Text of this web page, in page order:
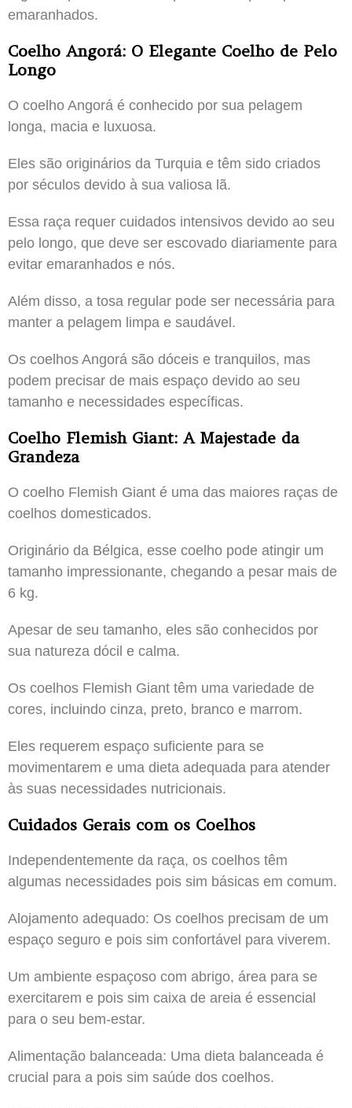
emaranhados.
Coelho Angorá: O Elegante Coelho de Pelo
Longo
O coelho Angorá é conhecido por sua pelagem
longa, macia e luxuosa.
Eles são originários da Turquia e têm sido criados
por séculos devido à sua valiosa lã.
Essa raça requer cuidados intensivos devido ao seu
pelo longo, que deve ser escovado diariamente para
evitar emaranhados e nós.
Além disso, a tosa regular pode ser necessária para
manter a pelagem limpa e saudável.
Os coelhos Angorá são dóceis e tranquilos, mas
podem precisar de mais espaço devido ao seu
tamanho e necessidades específicas.
Coelho Flemish Giant: A Majestade da
Grandeza
O coelho Flemish Giant é uma das maiores raças de
coelhos domesticados.
Originário da Bélgica, esse coelho pode atingir um
tamanho impressionante, chegando a pesar mais de
6 kg.
Apesar de seu tamanho, eles são conhecidos por
sua natureza dócil e calma.
Os coelhos Flemish Giant têm uma variedade de
cores, incluindo cinza, preto, branco e marrom.
Eles requerem espaço suficiente para se
movimentarem e uma dieta adequada para atender
às suas necessidades nutricionais.
Cuidados Gerais com os Coelhos
Independentemente da raça, os coelhos têm
algumas necessidades pois sim básicas em comum.
Alojamento adequado: Os coelhos precisam de um
espaço seguro e pois sim confortável para viverem.
Um ambiente espaçoso com abrigo, área para se
exercitarem e pois sim caixa de areia é essencial
para o seu bem-estar.
Alimentação balanceada: Uma dieta balanceada é
crucial para a pois sim saúde dos coelhos.